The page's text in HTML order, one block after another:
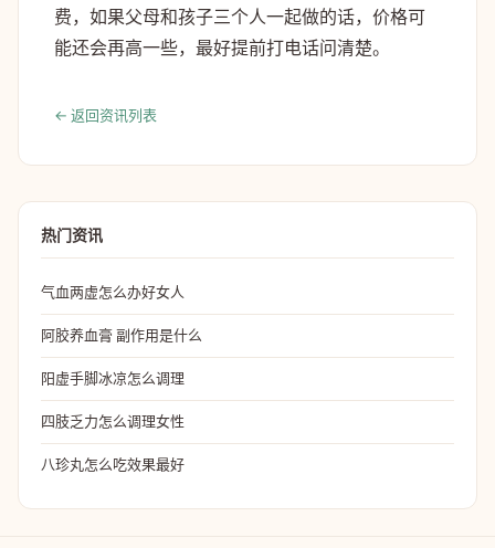
费，如果父母和孩子三个人一起做的话，价格可
能还会再高一些，最好提前打电话问清楚。
← 返回资讯列表
热门资讯
气血两虚怎么办好女人
阿胶养血膏 副作用是什么
阳虚手脚冰凉怎么调理
四肢乏力怎么调理女性
八珍丸怎么吃效果最好